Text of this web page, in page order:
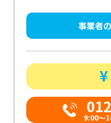
事業者
9:00〜